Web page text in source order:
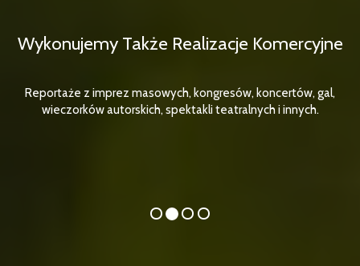
Wykonujemy Także Realizacje Komercyjne
Reportaże z imprez masowych, kongresów, koncertów, gal,
wieczorków autorskich, spektakli teatralnych i innych.